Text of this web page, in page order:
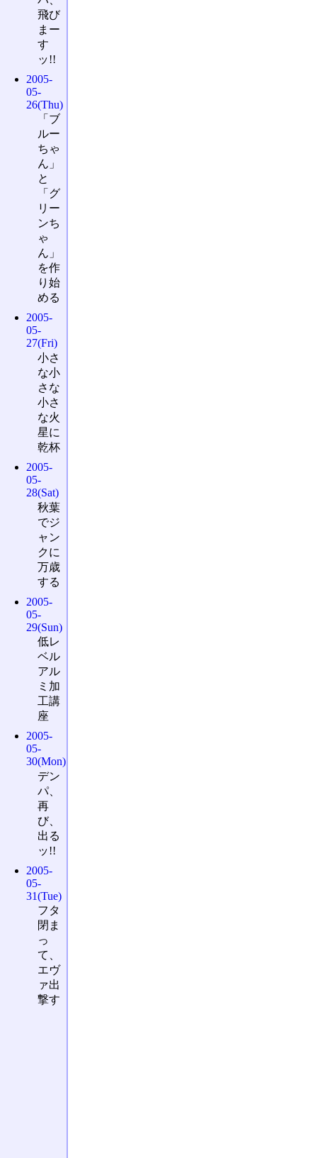
飛び
まー
す
ッ!!
2005-
05-
26(Thu)
「ブ
ルー
ちゃ
ん」
と
「グ
リー
ンち
ゃ
ん」
を作
り始
める
2005-
05-
27(Fri)
小さ
な小
さな
小さ
な火
星に
乾杯
2005-
05-
28(Sat)
秋葉
でジ
ャン
クに
万歳
する
2005-
05-
29(Sun)
低レ
ベル
アル
ミ加
工講
座
2005-
05-
30(Mon)
デン
パ、
再
び、
出る
ッ!!
2005-
05-
31(Tue)
フタ
閉ま
っ
て、
エヴ
ァ出
撃す